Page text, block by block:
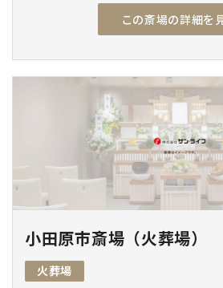
駐車場有 安置室
エレベーター 通夜対応 宿
バリアフリー
この斎場の詳細を
小田原市斎場（火葬場）
火葬場